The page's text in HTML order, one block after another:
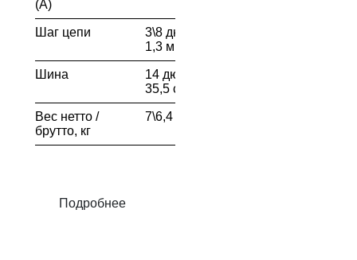
(А)
Шаг цепи
3\8 дюймов /
1,3 мм
Шина
14 дюймов \
35,5 см
Вес нетто /
брутто, кг
7\6,4
Подробнее